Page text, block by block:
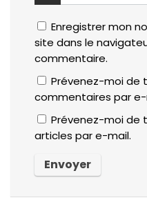
Enregistrer mon
site dans le
commentaire.
Prévenez-moi de
commentaires par e-
Prévenez-moi de
articles par e-mail.